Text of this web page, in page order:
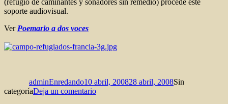
soporte audiovisual.
Ver Poemario a dos voces
adminEnredando10 abril, 200828 abril, 2008Sin
categoríaDeja un comentarioen